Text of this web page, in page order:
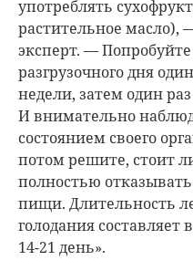
употреблять
растительное масло),
эксперт. —
разгрузочного дня
недели, затем один
И внимательно
состоянием своего
потом решите, стоит
полностью
пищи. Длительность
голодания составляет
14-21 день».